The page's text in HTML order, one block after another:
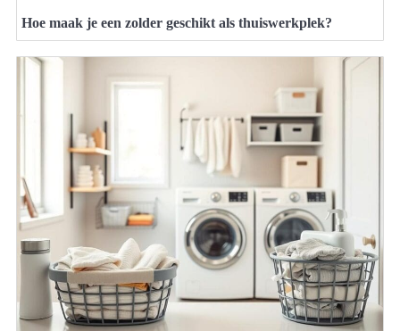
Hoe maak je een zolder geschikt als thuiswerkplek?